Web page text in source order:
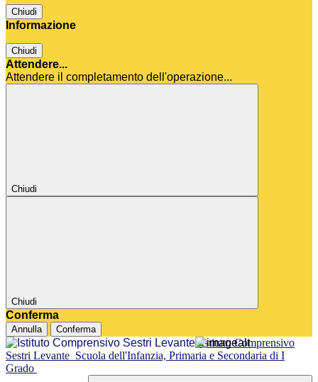
Chiudi
Informazione
Chiudi
Attendere...
Attendere il completamento dell'operazione...
Chiudi
Chiudi
Conferma
Annulla Conferma
Istituto Comprensivo
Sestri Levante Scuola dell'Infanzia, Primaria e Secondaria di I
Grado